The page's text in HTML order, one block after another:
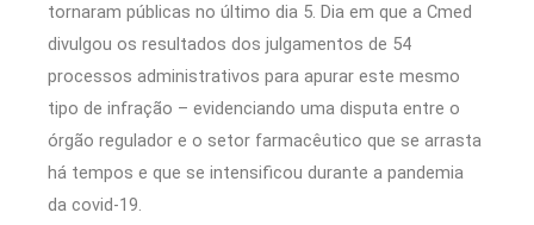
tornaram públicas no último dia 5. Dia em que a Cmed
divulgou os resultados dos julgamentos de 54
processos administrativos para apurar este mesmo
tipo de infração – evidenciando uma disputa entre o
órgão regulador e o setor farmacêutico que se arrasta
há tempos e que se intensificou durante a pandemia
da covid-19.